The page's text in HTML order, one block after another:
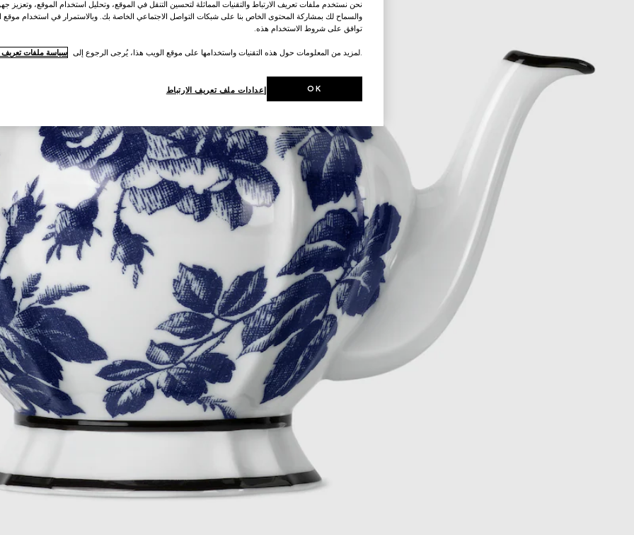
نحن نستخدم ملفات تعريف الارتباط والتقنيات المماثلة لتحسين التنقل في الموقع، وتحليل استخدام الموقع، وتعزيز
والسماح لك بمشاركة المحتوى الخاص بنا على شبكات التواصل الاجتماعي الخاصة بك. وبالاستمرار في استخدام موقع
توافق على شروط الاستخدام هذه.
.لمزيد من المعلومات حول هذه التقنيات واستخدامها على موقع الويب هذا، يُرجى الرجوع إلى سياسة ملفات تعريف
إعدادات ملف تعريف الارتباط OK